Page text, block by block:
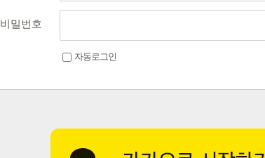
비밀번호
자동로그인